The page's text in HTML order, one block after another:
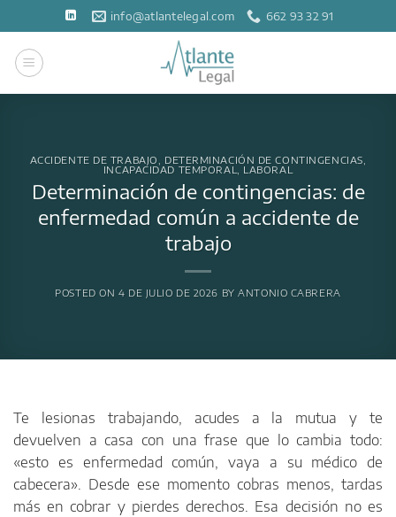
al
contenido
info@atlantelegal.com 662 93 32 91
ACCIDENTE DE TRABAJO DETERMINACIÓN DE CONTINGENCIAS
INCAPACIDAD TEMPORAL LABORAL
Determinación de contingencias: de
enfermedad común a accidente de
trabajo
POSTED ON 4 DE JULIO DE 2026 BYANTONIO CABRERA
Te lesionas trabajando, acudes a la mutua y te
devuelven a casa con una frase que lo cambia todo:
«esto es enfermedad común, vaya a su médico de
cabecera». Desde ese momento cobras menos, tardas
más en cobrar y pierdes derechos. Esa decisión no es